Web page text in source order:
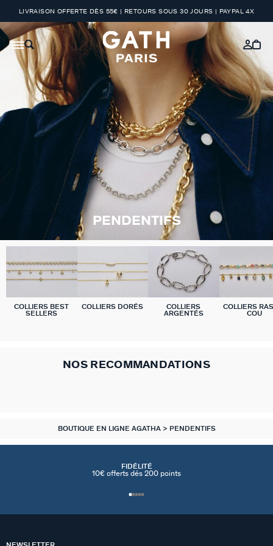
LIVRAISON OFFERTE DÈS 55€ | RETOURS SOUS 30 JOURS | PAYPAL 4X
PENDENTIFS
COLLIERS BEST
SELLERS
COLLIERS DORÉS
COLLIERS
ARGENTÉS
COLLIERS
COU
NOS RECOMMANDATIONS
BOUTIQUE EN LIGNE AGATHA PENDENTIFS
FIDÉLITÉ
10€ offerts dés 200 points